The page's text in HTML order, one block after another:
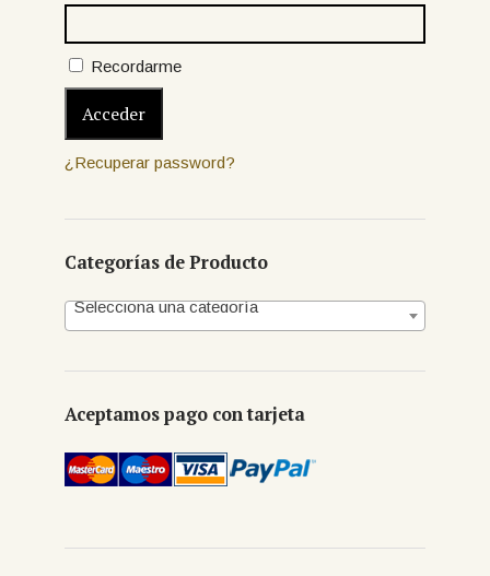
Recordarme
¿Recuperar password?
Categorías de Producto
Selecciona una categoría
Aceptamos pago con tarjeta